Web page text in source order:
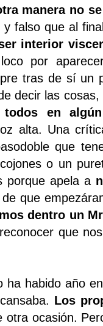
manera no
falso que al
interior
por
tras de sí un
decir las
en
alta. Una
que
o un
porque apela a
que
dentro un
que
ha habido año
Los
otra ocasión.